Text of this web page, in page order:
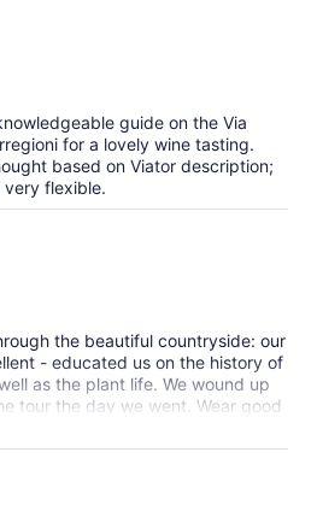
guide on the Via
for a lovely wine tasting.
based on Viator description;
flexible.
the beautiful countryside: our
- educated us on the history of
as the plant life. We wound up
tour the day we went. Wear good
There are some inclines but
enjoyed the winery at the end and
the tasting. Thanks Giovanni for